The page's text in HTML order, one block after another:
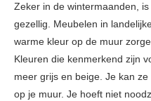
Zeker in de wintermaanden,
gezellig. Meubelen in
warme kleur op de muur
Kleuren die kenmerkend zijn
meer grijs en beige. Je kan
op je muur. Je hoeft niet